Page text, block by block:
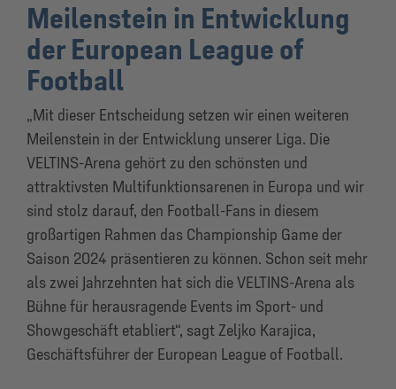
Meilenstein in Entwicklung
der European League of
Football
„Mit dieser Entscheidung setzen wir einen weiteren
Meilenstein in der Entwicklung unserer Liga. Die
VELTINS-Arena gehört zu den schönsten und
attraktivsten Multifunktionsarenen in Europa und wir
sind stolz darauf, den Football-Fans in diesem
großartigen Rahmen das Championship Game der
Saison 2024 präsentieren zu können. Schon seit mehr
als zwei Jahrzehnten hat sich die VELTINS-Arena als
Bühne für herausragende Events im Sport- und
Showgeschäft etabliert“, sagt Zeljko Karajica,
Geschäftsführer der European League of Football.